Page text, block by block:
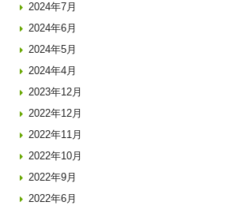
2024年7月
2024年6月
2024年5月
2024年4月
2023年12月
2022年12月
2022年11月
2022年10月
2022年9月
2022年6月